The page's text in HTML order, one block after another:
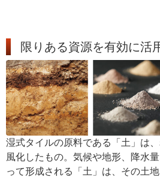
限りある資源を有効に活
湿式タイルの原料である「土」は
風化したもの。気候や地形、降水
って形成される「土」は、その土